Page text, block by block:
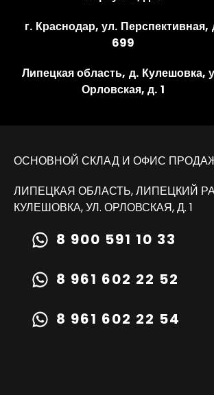
г. Краснодар, ул. Перспективная,
699
Липецкая область, д. Кулешовка,
Орловская, д. 1
ОСНОВНОЙ СКЛАД И ОФИС
ЛИПЕЦКАЯ ОБЛАСТЬ, ЛИПЕЦКИЙ
КУЛЕШОВКА, УЛ. ОРЛОВСКАЯ, Д. 1
8 900 591 10 33
8 961 602 22 52
8 961 602 22 54